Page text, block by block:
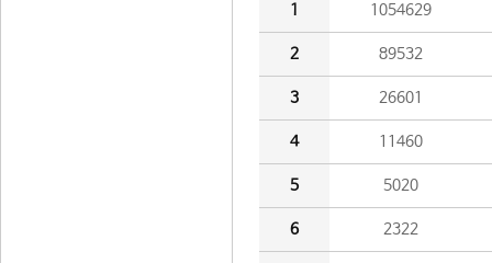
1 1054629
2 89532
3 26601
4 11460
5 5020
6 2322